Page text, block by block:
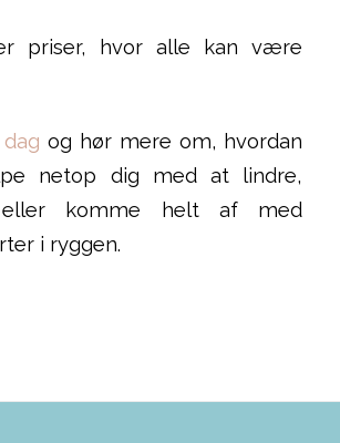
priser, hvor alle kan være
og hør mere om, hvordan
netop dig med at lindre,
eller komme helt af med
i ryggen.